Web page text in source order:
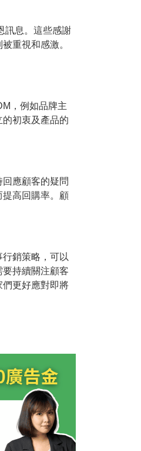
訊息。這些感謝
重視和感激。
，例如品牌主
初衷及產品的
應顧客的疑問
高回購率。顧
銷策略，可以
持續關注顧客
更好應對即將